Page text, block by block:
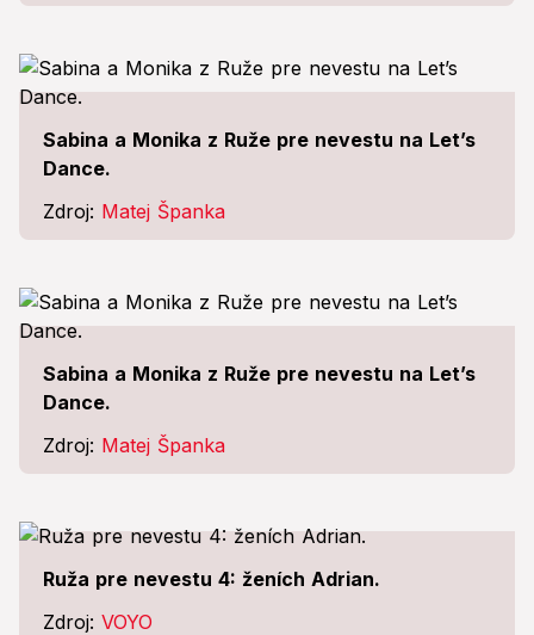
Sabina a Monika z Ruže pre nevestu na Let’s
Dance.
Zdroj: Matej Španka
Sabina a Monika z Ruže pre nevestu na Let’s
Dance.
Zdroj: Matej Španka
Ruža pre nevestu 4: ženích Adrian.
Zdroj: VOYO